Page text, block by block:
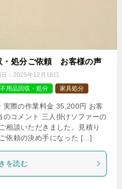
・処分ご依頼 お客様の声
： 2025年12月18日
不用品回収・処分 家具処分
実際の作業料金 35,200円 お客
コメント 三人掛けソファーの
相談いただきました。見積り
依頼の決め手になった […]
を読む